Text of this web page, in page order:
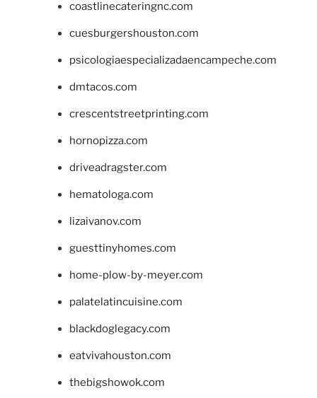
coastlinecateringnc.com
cuesburgershouston.com
psicologiaespecializadaencampeche.com
dmtacos.com
crescentstreetprinting.com
hornopizza.com
driveadragster.com
hematologa.com
lizaivanov.com
guesttinyhomes.com
home-plow-by-meyer.com
palatelatincuisine.com
blackdoglegacy.com
eatvivahouston.com
thebigshowok.com